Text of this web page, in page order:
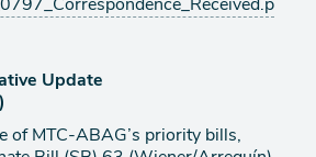
Update
of MTC-ABAG’s priority bills,